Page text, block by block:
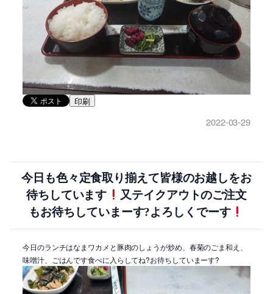
印刷
2022-03-29
今日も色々定食取り揃えて皆様のお越しをお
待ちしています
又テイクアウトのご注文
もお待ちしていまーす?よろしくでーす
今日のランチはなまワカメと豚肉のしょうが炒め、春菊のごま和え、
味噌汁、ごはんです食べに入らしてね?お待ちしていまーす?